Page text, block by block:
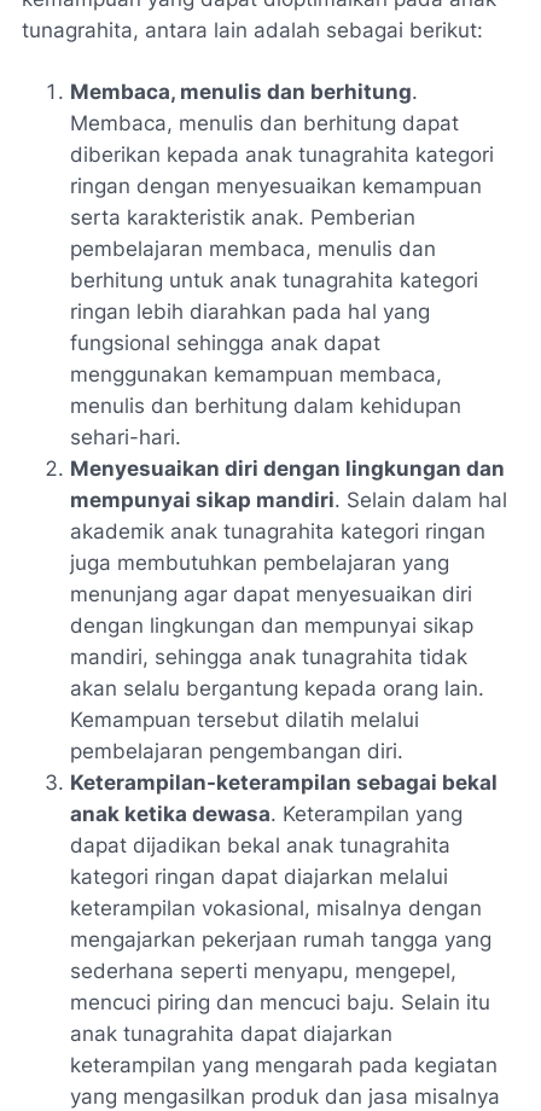
tunagrahita, antara lain adalah sebagai berikut:
Membaca, menulis dan berhitung.
Membaca, menulis dan berhitung dapat
diberikan kepada anak tunagrahita kategori
ringan dengan menyesuaikan kemampuan
serta karakteristik anak. Pemberian
pembelajaran membaca, menulis dan
berhitung untuk anak tunagrahita kategori
ringan lebih diarahkan pada hal yang
fungsional sehingga anak dapat
menggunakan kemampuan membaca,
menulis dan berhitung dalam kehidupan
sehari-hari.
Menyesuaikan diri dengan lingkungan dan
mempunyai sikap mandiri. Selain dalam hal
akademik anak tunagrahita kategori ringan
juga membutuhkan pembelajaran yang
menunjang agar dapat menyesuaikan diri
dengan lingkungan dan mempunyai sikap
mandiri, sehingga anak tunagrahita tidak
akan selalu bergantung kepada orang lain.
Kemampuan tersebut dilatih melalui
pembelajaran pengembangan diri.
Keterampilan-keterampilan sebagai bekal
anak ketika dewasa. Keterampilan yang
dapat dijadikan bekal anak tunagrahita
kategori ringan dapat diajarkan melalui
keterampilan vokasional, misalnya dengan
mengajarkan pekerjaan rumah tangga yang
sederhana seperti menyapu, mengepel,
mencuci piring dan mencuci baju. Selain itu
anak tunagrahita dapat diajarkan
keterampilan yang mengarah pada kegiatan
yang mengasilkan produk dan jasa misalnya